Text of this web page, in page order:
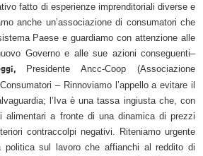
fatto di esperienze imprenditoriali diverse e
anche un’associazione di consumatori che
Paese e guardiamo con attenzione alle
Governo e alle sue azioni conseguenti–
Presidente Ancc-Coop (Associazione
– Rinnoviamo l’appello a evitare il
l’Iva è una tassa ingiusta che, con
alimentari a fronte di una dinamica di prezzi
contraccolpi negativi. Riteniamo urgente
politica sul lavoro che affianchi al reddito di